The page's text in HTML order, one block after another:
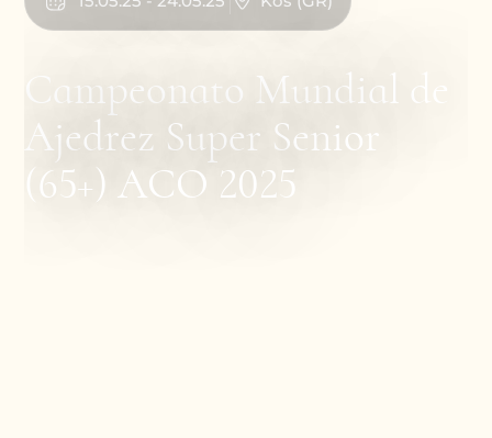
Campeonato Mundial de
Ajedrez Super Senior
(65+) ACO 2025